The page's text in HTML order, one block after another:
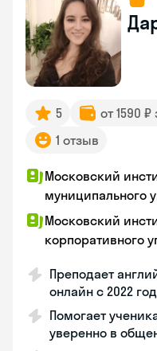
5 от 1590
1 отзыв
Московский
муниципального
Московский
корпоративного
Преподает
онлайн с 2022
Помогает
уверенно в